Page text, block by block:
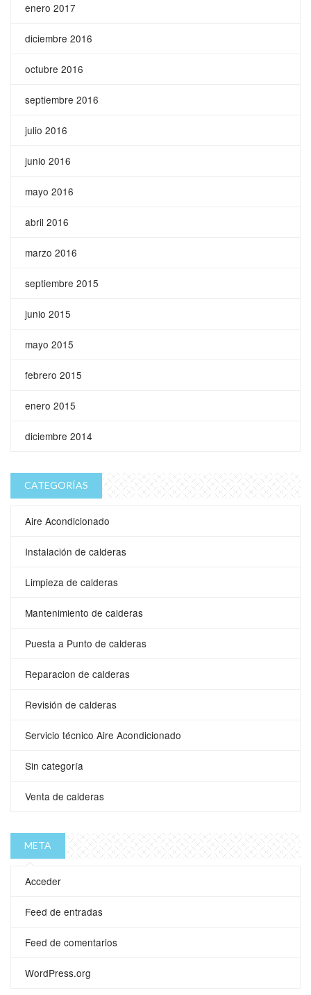
enero 2017
diciembre 2016
octubre 2016
septiembre 2016
julio 2016
junio 2016
mayo 2016
abril 2016
marzo 2016
septiembre 2015
junio 2015
mayo 2015
febrero 2015
enero 2015
diciembre 2014
CATEGORÍAS
Aire Acondicionado
Instalación de calderas
Limpieza de calderas
Mantenimiento de calderas
Puesta a Punto de calderas
Reparacion de calderas
Revisión de calderas
Servicio técnico Aire Acondicionado
Sin categoría
Venta de calderas
META
Acceder
Feed de entradas
Feed de comentarios
WordPress.org